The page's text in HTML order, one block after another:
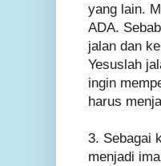
yang lain.
ADA.
jalan dan
Yesuslah
ingin
harus
3. Sebagai
menjadi